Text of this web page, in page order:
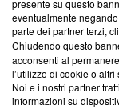
conformità agli
Su di noi
Team editoriale
Corporate
presente su questo
eventualmente
parte dei partner terzi,
Chiudendo questo
acconsenti al
l’utilizzo di cookie o
Noi e i nostri partner
informazioni su